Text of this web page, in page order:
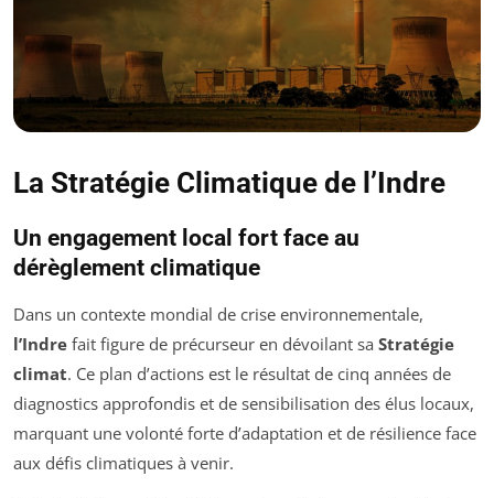
La Stratégie Climatique de l’Indre
Un engagement local fort face au
dérèglement climatique
Dans un contexte mondial de crise environnementale,
l’Indre fait figure de précurseur en dévoilant sa Stratégie
climat. Ce plan d’actions est le résultat de cinq années de
diagnostics approfondis et de sensibilisation des élus locaux,
marquant une volonté forte d’adaptation et de résilience face
aux défis climatiques à venir.